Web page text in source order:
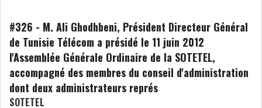
SECTEURS
ASSURANCES PHARMACEUTIQUE
#326 - M. Ali Ghodhbeni, Président Directeur Général
de Tunisie Télécom a présidé le 11 juin 2012
l'Assemblée Générale Ordinaire de la SOTETEL,
accompagné des membres du conseil d'administration
dont deux administrateurs représ
SOTETEL